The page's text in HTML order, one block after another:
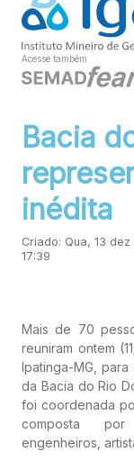
Acesse também
Bacia
inédita
Criado: Qua, 13
17:39
Mais de 70
reuniram ontem
Ipatinga-MG,
da Bacia do Rio
foi coordenada
composta por
engenheiros,